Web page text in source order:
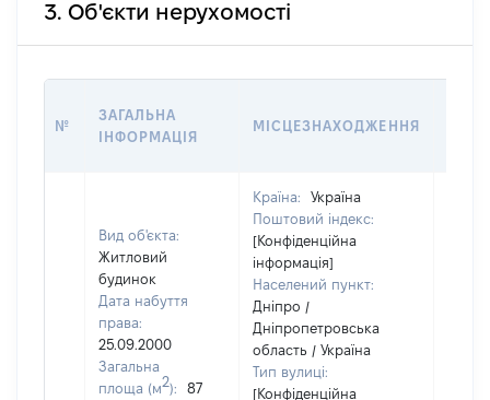
3. Об'єкти нерухомості
№
ЗАГАЛЬНА
ІНФОРМАЦІЯ
МІСЦЕЗНАХОДЖЕННЯ
Вид об'єкта:
Житловий
будинок
Дата набуття
права:
25.09.2000
Загальна
площа (м2):
87
Країна:
Україна
Поштовий індекс:
[Конфіденційна
інформація]
Населений пункт:
Дніпро /
Дніпропетровська
область / Україна
Тип вулиці:
[Конфіденційна